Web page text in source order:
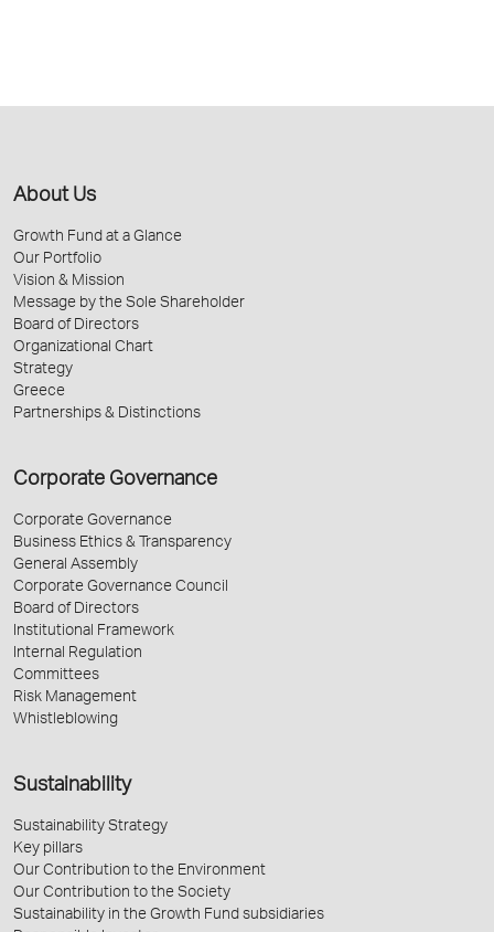
About Us
Growth Fund at a Glance
Our Portfolio
Vision & Mission
Message by the Sole Shareholder
Board of Directors
Organizational Chart
Strategy
Greece
Partnerships & Distinctions
Corporate Governance
Corporate Governance
Business Ethics & Transparency
General Assembly
Corporate Governance Council
Board of Directors
Institutional Framework
Internal Regulation
Committees
Risk Management
Whistleblowing
Sustainability
Sustainability Strategy
Key pillars
Our Contribution to the Environment
Our Contribution to the Society
Sustainability in the Growth Fund subsidiaries